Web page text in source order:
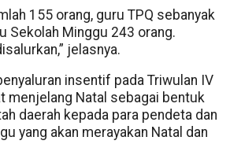
155 orang, guru TPQ sebanyak
Sekolah Minggu 243 orang.
jelasnya.
insentif pada Triwulan IV
menjelang Natal sebagai bentuk
daerah kepada para pendeta dan
yang akan merayakan Natal dan